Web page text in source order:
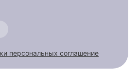
персональных соглашение